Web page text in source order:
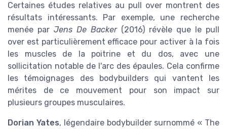
Certaines études relatives au pull over montrent des
résultats intéressants. Par exemple, une recherche
menée par Jens De Backer(2016) révèle que le pull
over est particulièrement efficace pour activer à la fois
les muscles de la poitrine et du dos, avec une
sollicitation notable de l'arc des épaules. Cela confirme
les témoignages des bodybuilders qui vantent les
mérites de ce mouvement pour son impact sur
plusieurs groupes musculaires.
Dorian Yates, légendaire bodybuilder surnommé « The